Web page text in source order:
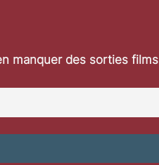
manquer des sorties